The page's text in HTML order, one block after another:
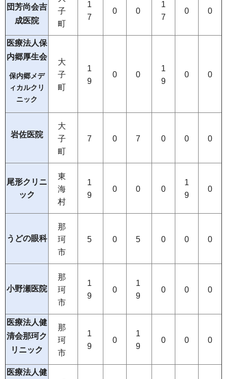
団芳尚会吉
成医院
子
町
1
7
0 0
1
7
0 0
医療法人保
内郷厚生会
保内郷メデ
ィカルクリ
ニック
大
子
町
1
9
0 0
1
9
0 0
岩佐医院
大
子
町
7 0 7 0 0 0
尾形クリニ
ック
東
海
村
1
9
0 0 0
1
9
0
うどの眼科
那
珂
市
5 0 5 0 0 0
小野瀬医院
那
珂
市
1
9
0
1
9
0 0 0
医療法人健
清会那珂ク
リニック
那
珂
市
1
9
0
1
9
0 0 0
医療法人健